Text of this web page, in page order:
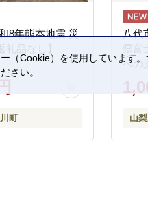
8年熊本地震 災
礼品なし】
町
八代
県
への
山
（Cookie）を使用しています
さい。